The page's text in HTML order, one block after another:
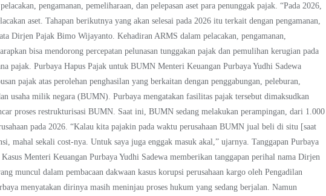
pengamanan, pemeliharaan, dan pelepasan aset para penunggak pajak. “Pada 2026,
aset. Tahapan berikutnya yang akan selesai pada 2026 itu terkait dengan pengamanan,
Dirjen Pajak Bimo Wijayanto. Kehadiran ARMS dalam pelacakan, pengamanan,
bisa mendorong percepatan pelunasan tunggakan pajak dan pemulihan kerugian pada
pajak. Purbaya Hapus Pajak untuk BUMN Menteri Keuangan Purbaya Yudhi Sadewa
pajak atas perolehan penghasilan yang berkaitan dengan penggabungan, peleburan,
usaha milik negara (BUMN). Purbaya mengatakan fasilitas pajak tersebut dimaksudkan
proses restrukturisasi BUMN. Saat ini, BUMN sedang melakukan perampingan, dari 1.000
pada 2026. “Kalau kita pajakin pada waktu perusahaan BUMN jual beli di situ [saat
mahal sekali cost-nya. Untuk saya juga enggak masuk akal,” ujarnya. Tanggapan Purbaya
Menteri Keuangan Purbaya Yudhi Sadewa memberikan tanggapan perihal nama Dirjen
muncul dalam pembacaan dakwaan kasus korupsi perusahaan kargo oleh Pengadilan
menyatakan dirinya masih meninjau proses hukum yang sedang berjalan. Namun